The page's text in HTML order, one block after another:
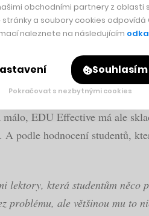
umí pracovat se svým
se chtějí čistě osobně rozvíjet,“
EDU Effective má ale
podle hodnocení studentů,
která studentům něco
ale většinou mu to
obchodními partnery z oblasti
a soubory cookies odpovídá
naleznete na následujícím
Souhlasím
Pokračovat s nezbytnými cookies